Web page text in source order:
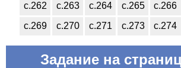
с.262
с.263 с.264 с.265 с.266
с.269
с.270 с.271 с.273 с.274
Задание на